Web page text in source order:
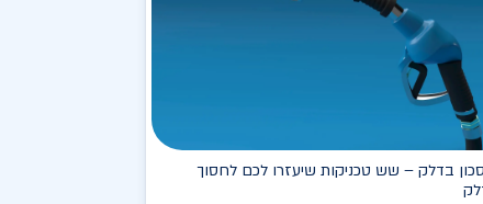
בדלק – שש טכניקות שיעזרו לכם לחסוך